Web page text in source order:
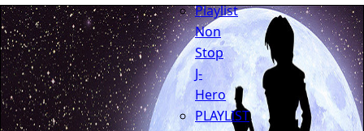
Playlist
Non
Stop
J-
Hero
PLAYLIST